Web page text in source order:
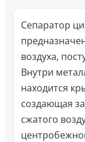
Сепаратор
воздуха,
Внутри
находится
создающая
сжатого